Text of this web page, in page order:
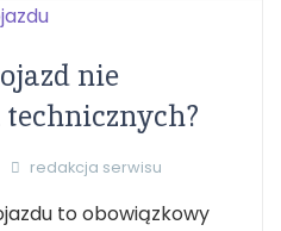
nie
redakcja serwisu
to obowiązkowy